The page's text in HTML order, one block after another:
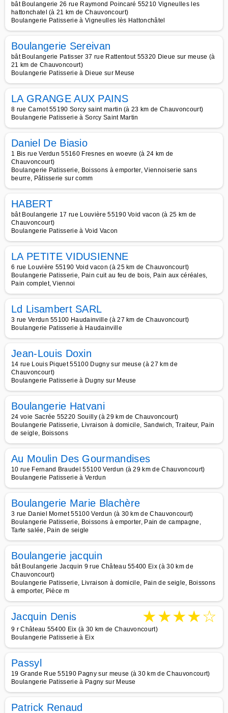
bât Boulangerie 26 rue Raymond Poincaré 55210 Vigneulles les
hattonchatel (à 21 km de Chauvoncourt)
Boulangerie Patisserie à Vigneulles lès Hattonchâtel
Boulangerie Sereivan
bât Boulangerie Patisser 37 rue Rattentout 55320 Dieue sur meuse (à
21 km de Chauvoncourt)
Boulangerie Patisserie à Dieue sur Meuse
LA GRANGE AUX PAINS
8 rue Carnot 55190 Sorcy saint martin (à 23 km de Chauvoncourt)
Boulangerie Patisserie à Sorcy Saint Martin
Daniel De Biasio
1 Bis rue Verdun 55160 Fresnes en woevre (à 24 km de
Chauvoncourt)
Boulangerie Patisserie, Boissons à emporter, Viennoiserie sans
beurre, Pâtisserie sur comm
HABERT
bât Boulangerie 17 rue Louvière 55190 Void vacon (à 25 km de
Chauvoncourt)
Boulangerie Patisserie à Void Vacon
LA PETITE VIDUSIENNE
6 rue Louvière 55190 Void vacon (à 25 km de Chauvoncourt)
Boulangerie Patisserie, Pain cuit au feu de bois, Pain aux céréales,
Pain complet, Viennoi
Ld Lisambert SARL
3 rue Verdun 55100 Haudainville (à 27 km de Chauvoncourt)
Boulangerie Patisserie à Haudainville
Jean-Louis Doxin
14 rue Louis Piquet 55100 Dugny sur meuse (à 27 km de
Chauvoncourt)
Boulangerie Patisserie à Dugny sur Meuse
Boulangerie Hatvani
24 voie Sacrée 55220 Souilly (à 29 km de Chauvoncourt)
Boulangerie Patisserie, Livraison à domicile, Sandwich, Traiteur, Pain
de seigle, Boissons
Au Moulin Des Gourmandises
10 rue Fernand Braudel 55100 Verdun (à 29 km de Chauvoncourt)
Boulangerie Patisserie à Verdun
Boulangerie Marie Blachère
3 rue Daniel Mornet 55100 Verdun (à 30 km de Chauvoncourt)
Boulangerie Patisserie, Boissons à emporter, Pain de campagne,
Tarte salée, Pain de seigle
Boulangerie jacquin
bât Boulangerie Jacquin 9 rue Château 55400 Eix (à 30 km de
Chauvoncourt)
Boulangerie Patisserie, Livraison à domicile, Pain de seigle, Boissons
à emporter, Pièce m
Jacquin Denis ★★★★☆
9 r Château 55400 Eix (à 30 km de Chauvoncourt)
Boulangerie Patisserie à Eix
Passyl
19 Grande Rue 55190 Pagny sur meuse (à 30 km de Chauvoncourt)
Boulangerie Patisserie à Pagny sur Meuse
Patrick Renaud